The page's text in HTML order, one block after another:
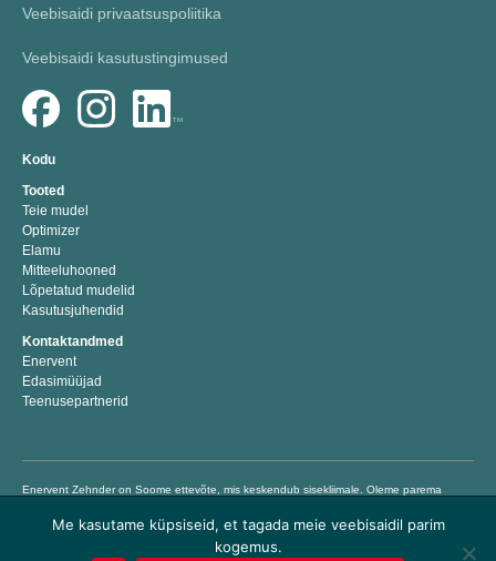
Veebisaidi privaatsuspoliitika
Veebisaidi kasutustingimused
Kodu
Tooted
Teie mudel
Optimizer
Elamu
Mitteeluhooned
Lõpetatud mudelid
Kasutusjuhendid
Kontaktandmed
Enervent
Edasimüüjad
Teenusepartnerid
Enervent Zehnder on Soome ettevõte, mis keskendub sisekliimale. Oleme parema
1983. Meie eesmärk on aidata inimestel elada ja töötada tervislikus ja mugavas
sisekliimas, pakkudes lihtsalt kasutatavaid kvaliteetseid ventilatsiooniseadmeid,
millega hoiate kokku energiakulusid ja säästate raha. © Enervent 2018
Me kasutame küpsiseid, et tagada meie veebisaidil parim
kogemus.